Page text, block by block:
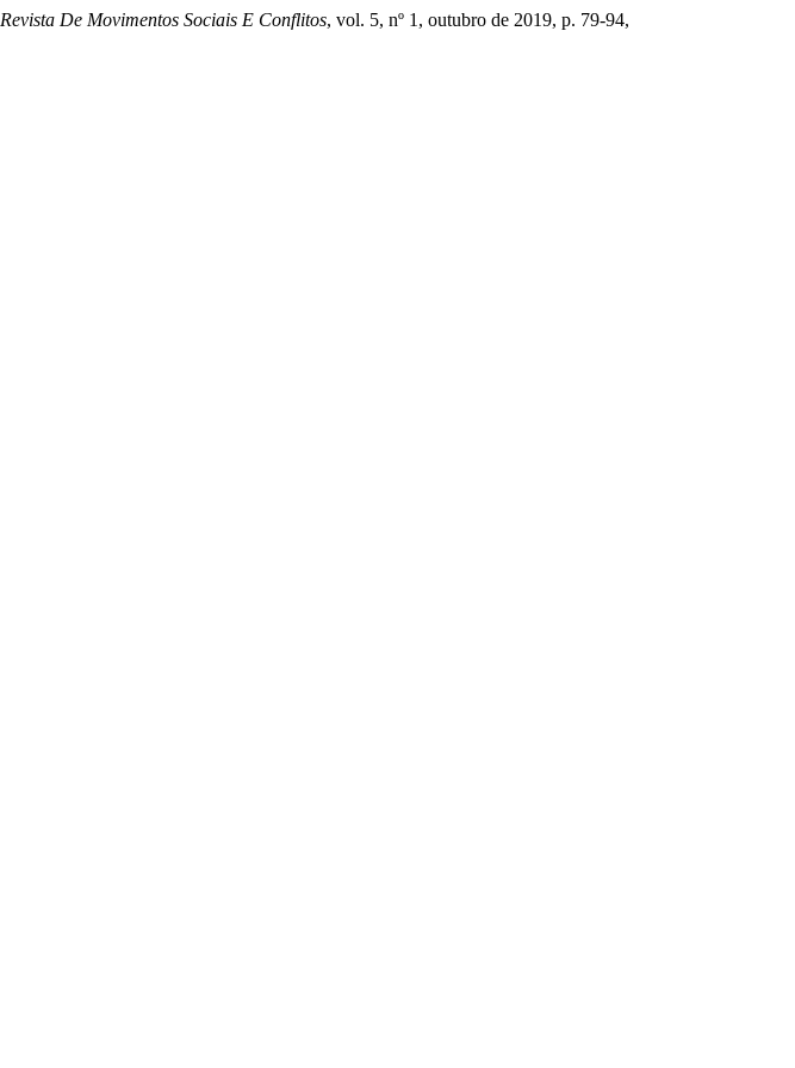
Revista De Movimentos Sociais E Conflitos, vol. 5, nº 1, outubro de 2019, p. 79-94,